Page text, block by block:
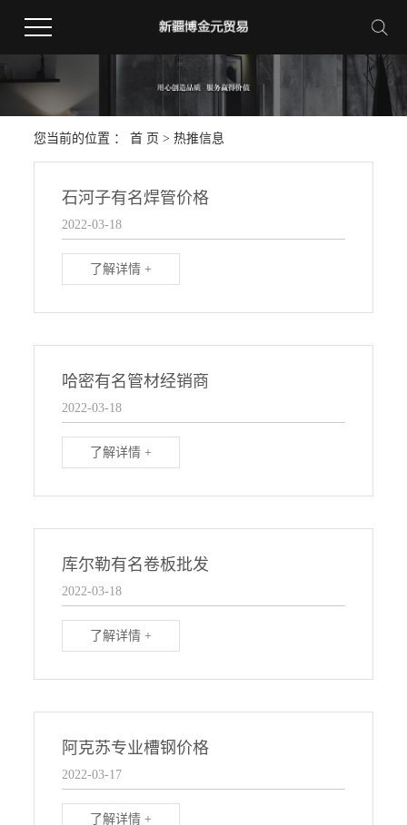
您当前的位置 ：首 页 >热推信息
石河子有名焊管价格
2022-03-18
了解详情 +
哈密有名管材经销商
2022-03-18
了解详情 +
库尔勒有名卷板批发
2022-03-18
了解详情 +
阿克苏专业槽钢价格
2022-03-17
了解详情 +